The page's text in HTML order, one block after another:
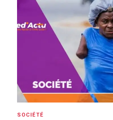
SOCIÉTÉ